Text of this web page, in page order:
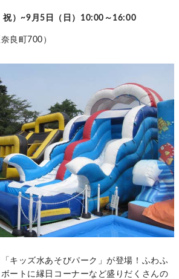
祝）~9月5日（日）10:00～16:00
良町700）
キッズ水あそびパーク」が登場！ふわふ
ートに縁日コーナーなど盛りだくさんの